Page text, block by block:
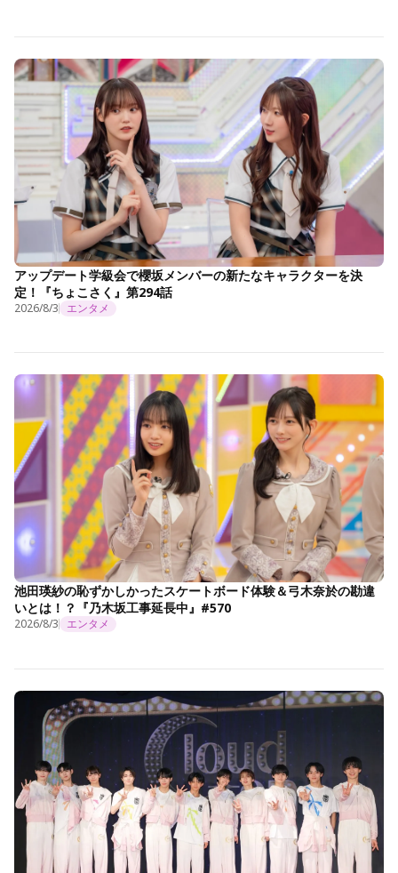
アップデート学級会で櫻坂メンバーの新たなキャラクターを決
定！『ちょこさく』第294話
2026/8/3 エンタメ
池田瑛紗の恥ずかしかったスケートボード体験＆弓木奈於の勘違
いとは！？『乃木坂工事延長中』#570
2026/8/3 エンタメ